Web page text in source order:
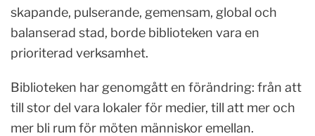
skapande, pulserande, gemensam, global och
balanserad stad, borde biblioteken vara en
prioriterad verksamhet.
Biblioteken har genomgått en förändring: från att
till stor del vara lokaler för medier, till att mer och
mer bli rum för möten människor emellan.